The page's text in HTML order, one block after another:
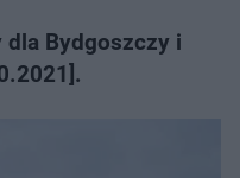
dla Bydgoszczy i